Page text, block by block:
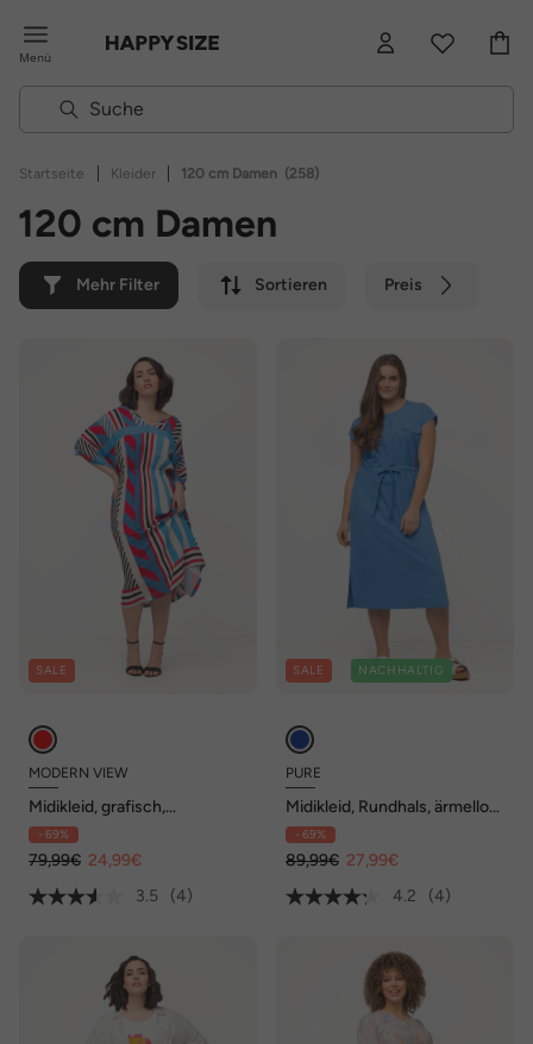
Menü
Startseite | Kleider | 120 cm Damen (258)
120 cm Damen
Mehr Filter Sortieren Preis
SALE
MODERN VIEW
Midikleid, grafisch,
Oversized, Rundhals,
Halbarm
- 69%
79,99€ 24,99€
3.5
(4)
SALE NACHHALTIG
PURE
Midikleid, Rundhals, ärmellos,
Biobaumwolle
- 69%
89,99€ 27,99€
4.2
(4)